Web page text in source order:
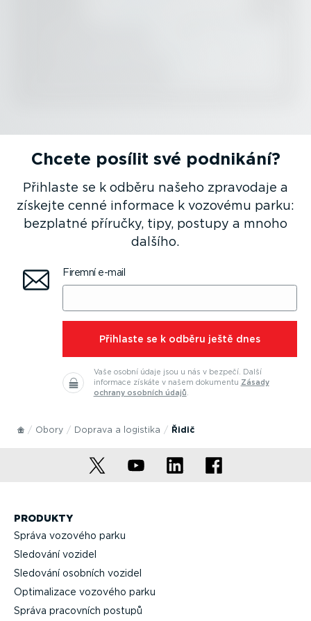
Chcete posílit své podnikání?
Přihlaste se k odběru našeho zpravodaje a
získejte cenné informace k vozovému parku:
bezplatné příručky, tipy, postupy a mnoho
dalšího.
Firemní e-mail
⁠Přihlaste se k odběru ještě dnes
Vaše osobní údaje jsou u nás v bezpečí. Další
informace získáte v našem dokumentu Zásady
ochrany osobních údajů.
Obory Doprava a logistika Řidič
PRODUKTY
Správa vozového parku
Sledování vozidel
Sledování osobních vozidel
Optima­lizace vozového parku
Správa pracovních postupů